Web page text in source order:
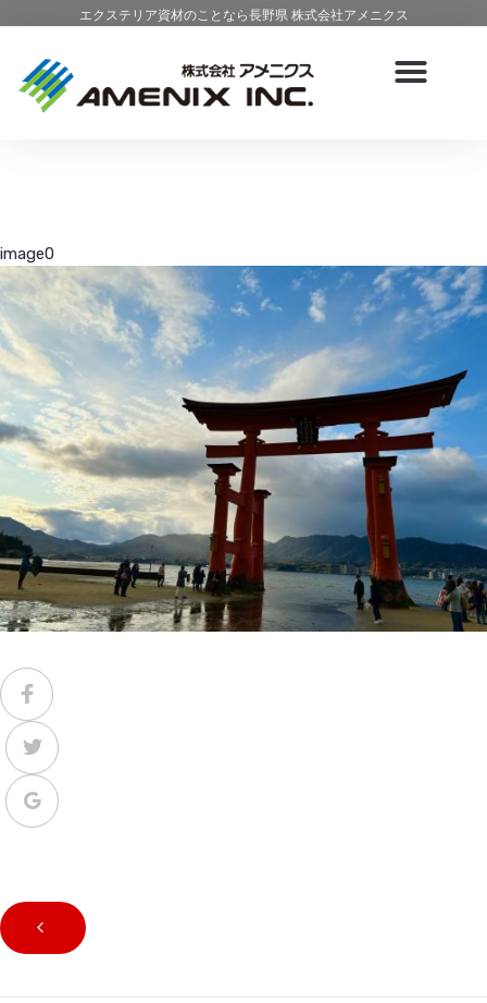
エクステリア資材のことなら長野県 株式会社アメニクス
image0